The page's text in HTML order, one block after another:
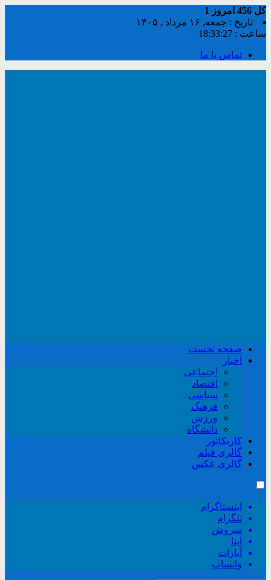
کل امروز
1
تاریخ : جمعه, ۱۶ مرداد , ۱۴۰۵
ساعت : 18:33:27
تماس با ما
صفحه نخست
اخبار
اجتماعی
اقتصاد
سیاسی
فرهنگ
ورزش
دانشگاه
کاریکاتور
گالری فیلم
گالری عکس
اینستاگرام
تلگرام
سروش
ایتا
آپارات
واتساپ